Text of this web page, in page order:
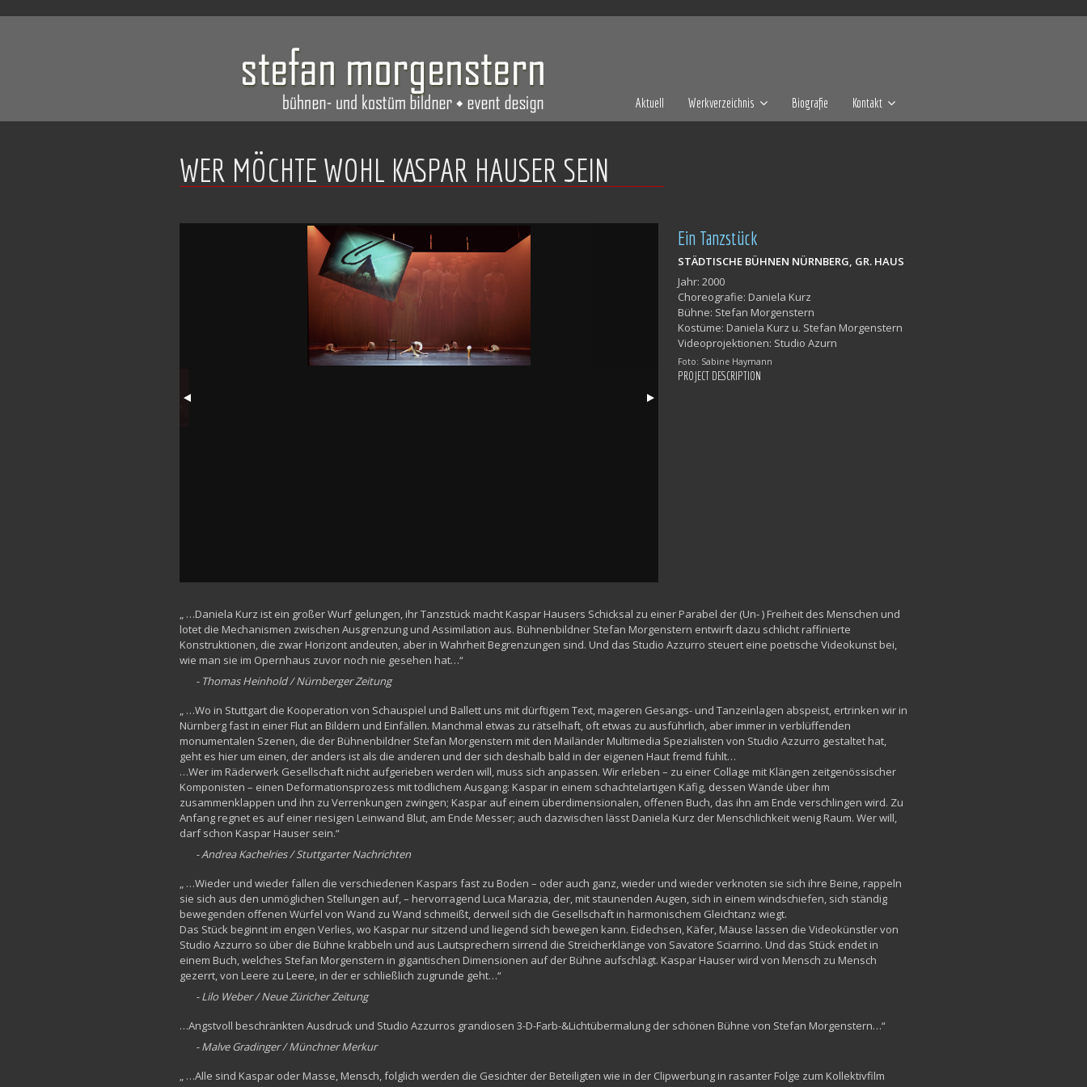
Aktuell Werkverzeichnis Biografie Kontakt
WER MÖCHTE WOHL KASPAR HAUSER SEIN
Ein Tanzstück
STÄDTISCHE BÜHNEN NÜRNBERG, GR. HAUS
Jahr: 2000
Choreografie: Daniela Kurz
Bühne: Stefan Morgenstern
Kostüme: Daniela Kurz u. Stefan Morgenstern
Videoprojektionen: Studio Azurn
Foto: Sabine Haymann
PROJECT DESCRIPTION
„ …Daniela Kurz ist ein großer Wurf gelungen, ihr Tanzstück macht Kaspar Hausers Schicksal zu einer Parabel der (Un- ) Freiheit des Menschen und
lotet die Mechanismen zwischen Ausgrenzung und Assimilation aus. Bühnenbildner Stefan Morgenstern entwirft dazu schlicht raffinierte
Konstruktionen, die zwar Horizont andeuten, aber in Wahrheit Begrenzungen sind. Und das Studio Azzurro steuert eine poetische Videokunst bei,
wie man sie im Opernhaus zuvor noch nie gesehen hat…“
- Thomas Heinhold / Nürnberger Zeitung
„ …Wo in Stuttgart die Kooperation von Schauspiel und Ballett uns mit dürftigem Text, mageren Gesangs- und Tanzeinlagen abspeist, ertrinken wir in
Nürnberg fast in einer Flut an Bildern und Einfällen. Manchmal etwas zu rätselhaft, oft etwas zu ausführlich, aber immer in verblüffenden
monumentalen Szenen, die der Bühnenbildner Stefan Morgenstern mit den Mailänder Multimedia Spezialisten von Studio Azzurro gestaltet hat,
geht es hier um einen, der anders ist als die anderen und der sich deshalb bald in der eigenen Haut fremd fühlt…
…Wer im Räderwerk Gesellschaft nicht aufgerieben werden will, muss sich anpassen. Wir erleben – zu einer Collage mit Klängen zeitgenössischer
Komponisten – einen Deformationsprozess mit tödlichem Ausgang: Kaspar in einem schachtelartigen Käfig, dessen Wände über ihm
zusammenklappen und ihn zu Verrenkungen zwingen; Kaspar auf einem überdimensionalen, offenen Buch, das ihn am Ende verschlingen wird. Zu
Anfang regnet es auf einer riesigen Leinwand Blut, am Ende Messer; auch dazwischen lässt Daniela Kurz der Menschlichkeit wenig Raum. Wer will,
darf schon Kaspar Hauser sein.“
- Andrea Kachelries / Stuttgarter Nachrichten
„ …Wieder und wieder fallen die verschiedenen Kaspars fast zu Boden – oder auch ganz, wieder und wieder verknoten sie sich ihre Beine, rappeln
sie sich aus den unmöglichen Stellungen auf, – hervorragend Luca Marazia, der, mit staunenden Augen, sich in einem windschiefen, sich ständig
bewegenden offenen Würfel von Wand zu Wand schmeißt, derweil sich die Gesellschaft in harmonischem Gleichtanz wiegt.
Das Stück beginnt im engen Verlies, wo Kaspar nur sitzend und liegend sich bewegen kann. Eidechsen, Käfer, Mäuse lassen die Videokünstler von
Studio Azzurro so über die Bühne krabbeln und aus Lautsprechern sirrend die Streicherklänge von Savatore Sciarrino. Und das Stück endet in
einem Buch, welches Stefan Morgenstern in gigantischen Dimensionen auf der Bühne aufschlägt. Kaspar Hauser wird von Mensch zu Mensch
gezerrt, von Leere zu Leere, in der er schließlich zugrunde geht…“
- Lilo Weber / Neue Züricher Zeitung
…Angstvoll beschränkten Ausdruck und Studio Azzurros grandiosen 3-D-Farb-&Lichtübermalung der schönen Bühne von Stefan Morgenstern…“
- Malve Gradinger / Münchner Merkur
„ …Alle sind Kaspar oder Masse, Mensch, folglich werden die Gesichter der Beteiligten wie in der Clipwerbung in rasanter Folge zum Kollektivfilm